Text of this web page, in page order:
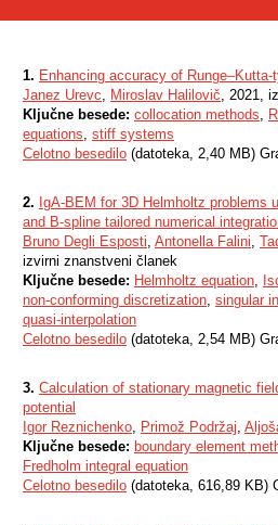
1. Enhancing accuracy of
Janez Urevc, Miroslav Halilovič, 2021,
Ključne besede: collocation methods,
equations, stiff systems
Celotno besedilo (datoteka, 2,40 MB)
2. IgA-BEM for 3D Helmholtz problems
and B-spline tailored numerical
Bruno Degli Esposti, Antonella Falini,
izvirni znanstveni članek
Ključne besede: Helmholtz equation,
non-conforming discretization, singular
quasi-interpolation
Celotno besedilo (datoteka, 2,54 MB)
3. Calculation of stationary magnetic
potential
Igor Reznichenko, Primož Podržaj,
Ključne besede: boundary element
Fredholm integral equation
Celotno besedilo (datoteka, 616,89 KB)